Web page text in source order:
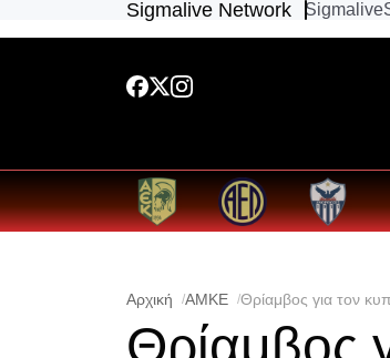
Sigmalive Network Sigmalive
Αρχική ΑΜΚΕ Θρίαμβος για τον